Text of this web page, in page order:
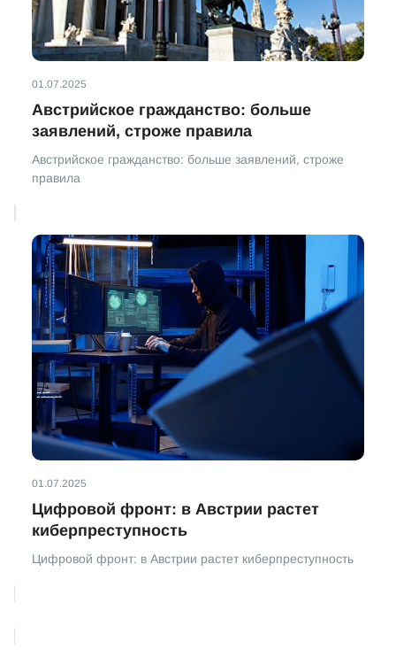
01.07.2025
Австрийское гражданство: больше
заявлений, строже правила
Австрийское гражданство: больше заявлений, строже
правила
01.07.2025
Цифровой фронт: в Австрии растет
киберпреступность
Цифровой фронт: в Австрии растет киберпреступность